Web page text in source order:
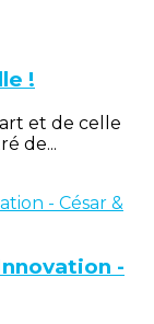
!
et de celle
de...
-